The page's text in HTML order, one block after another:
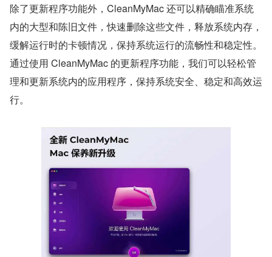
除了更新程序功能外，CleanMyMac 还可以精确瞄准系统
内的大型和陈旧文件，快速删除这些文件，释放系统内存，
缓解运行时的卡顿情况，保持系统运行的流畅性和稳定性。
通过使用 CleanMyMac 的更新程序功能，我们可以轻松管
理和更新系统内的应用程序，保持系统安全、稳定和高效运
行。